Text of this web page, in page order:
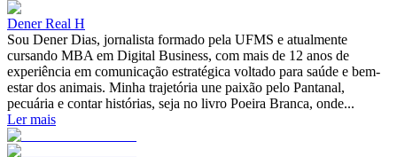
Dener Real H
Sou Dener Dias, jornalista formado pela UFMS e atualmente
cursando MBA em Digital Business, com mais de 12 anos de
experiência em comunicação estratégica voltado para saúde e bem-
estar dos animais. Minha trajetória une paixão pelo Pantanal,
pecuária e contar histórias, seja no livro Poeira Branca, onde...
Ler mais